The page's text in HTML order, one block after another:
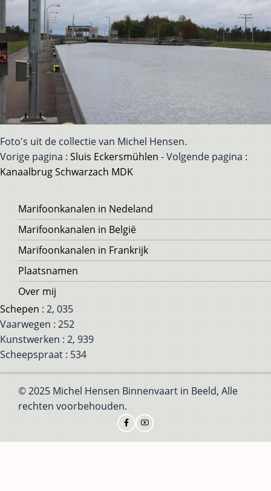
Foto's uit de collectie van Michel Hensen.
Vorige pagina : Sluis Eckersmühlen - Volgende pagina :
Kanaalbrug Schwarzach MDK
Voet
Marifoonkanalen in Nedeland
Marifoonkanalen in België
Marifoonkanalen in Frankrijk
Plaatsnamen
Over mij
Schepen : 2, 035
Vaarwegen : 252
Kunstwerken : 2, 939
Scheepspraat : 534
© 2025 Michel Hensen Binnenvaart in Beeld, Alle
rechten voorbehouden.